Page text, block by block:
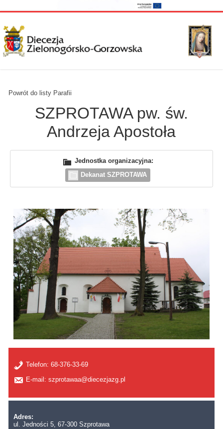
Powrót do listy Parafii
SZPROTAWA pw. św.
Andrzeja Apostoła
Jednostka organizacyjna:
Dekanat SZPROTAWA
Telefon:68-376-33-69
E-mail: szprotawaa@diecezjazg.pl
Adres:
ul. Jedności 5, 67-300 Szprotawa